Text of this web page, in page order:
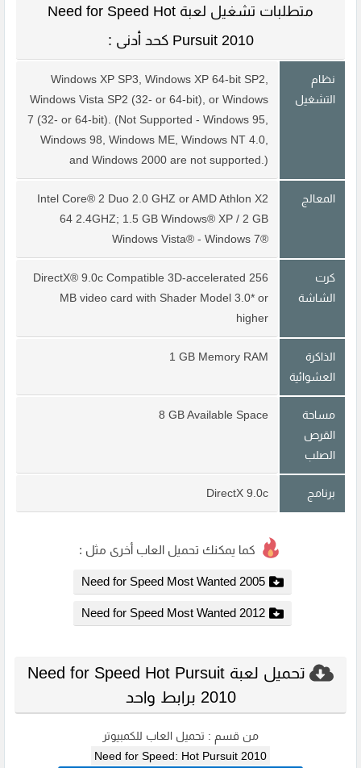
متطلبات تشغيل لعبة Need for Speed Hot
Pursuit 2010 كحد أدنى :
نظام
التشغيل
Windows XP SP3, Windows XP 64-bit SP2,
Windows Vista SP2 (32- or 64-bit), or Windows
7 (32- or 64-bit). (Not Supported - Windows 95,
Windows 98, Windows ME, Windows NT 4.0,
and Windows 2000 are not supported.)
المعالج
Intel Core® 2 Duo 2.0 GHZ or AMD Athlon X2
64 2.4GHZ; 1.5 GB Windows® XP / 2 GB
Windows Vista® - Windows 7®
كرت
الشاشة
DirectX® 9.0c Compatible 3D-accelerated 256
MB video card with Shader Model 3.0* or
higher
الذاكرة
العشوائية
1 GB Memory RAM
مساحة
القرص
الصلب
8 GB Available Space
برنامج DirectX 9.0c
كما يمكنك تحميل العاب أخرى مثل :
Need for Speed Most Wanted 2005
Need for Speed Most Wanted 2012
تحميل لعبة Need for Speed Hot Pursuit
2010 برابط واحد
من قسم : تحميل العاب للكمبيوتر
Need for Speed: Hot Pursuit 2010